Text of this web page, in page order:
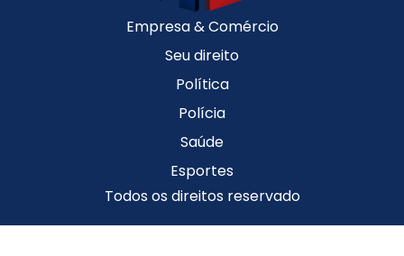
Empresa & Comércio
Seu direito
Política
Polícia
Saúde
Esportes
Todos os direitos reservado